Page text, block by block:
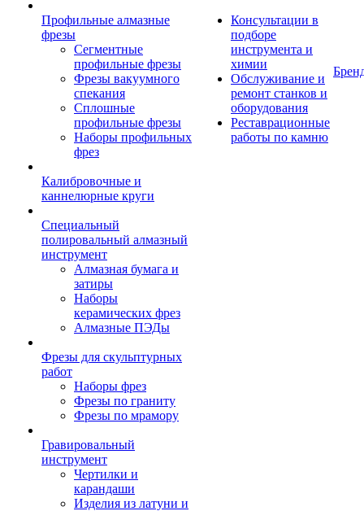
Профильные алмазные
фрезы
Сегментные
профильные фрезы
Фрезы вакуумного
спекания
Сплошные
профильные фрезы
Наборы профильных
фрез
Калибровочные и
каннелюрные круги
Специальный
полировальный алмазный
инструмент
Алмазная бумага и
затиры
Наборы
керамических фрез
Алмазные ПЭДы
Фрезы для скульптурных
работ
Наборы фрез
Фрезы по граниту
Фрезы по мрамору
Гравировальный
инструмент
Чертилки и
карандаши
Изделия из латуни и
Консультации в
подборе
инструмента и
химии
Обслуживание и
ремонт станков и
оборудования
Реставрационные
работы по камню